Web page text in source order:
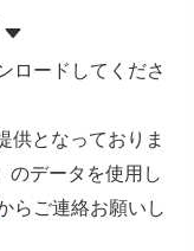
ロードしてくださ
供となっておりま
のデータを使用し
らご連絡お願いし